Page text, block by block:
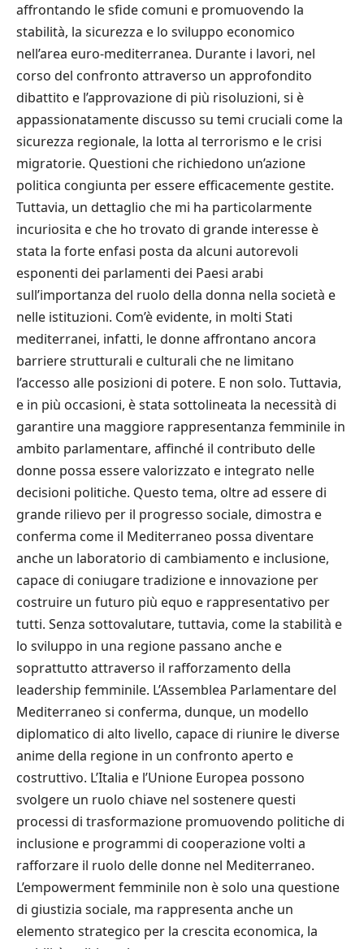
affrontando le sfide comuni e promuovendo la
stabilità, la sicurezza e lo sviluppo economico
nell’area euro-mediterranea. Durante i lavori, nel
corso del confronto attraverso un approfondito
dibattito e l’approvazione di più risoluzioni, si è
appassionatamente discusso su temi cruciali come la
sicurezza regionale, la lotta al terrorismo e le crisi
migratorie. Questioni che richiedono un’azione
politica congiunta per essere efficacemente gestite.
Tuttavia, un dettaglio che mi ha particolarmente
incuriosita e che ho trovato di grande interesse è
stata la forte enfasi posta da alcuni autorevoli
esponenti dei parlamenti dei Paesi arabi
sull’importanza del ruolo della donna nella società e
nelle istituzioni. Com’è evidente, in molti Stati
mediterranei, infatti, le donne affrontano ancora
barriere strutturali e culturali che ne limitano
l’accesso alle posizioni di potere. E non solo. Tuttavia,
e in più occasioni, è stata sottolineata la necessità di
garantire una maggiore rappresentanza femminile in
ambito parlamentare, affinché il contributo delle
donne possa essere valorizzato e integrato nelle
decisioni politiche. Questo tema, oltre ad essere di
grande rilievo per il progresso sociale, dimostra e
conferma come il Mediterraneo possa diventare
anche un laboratorio di cambiamento e inclusione,
capace di coniugare tradizione e innovazione per
costruire un futuro più equo e rappresentativo per
tutti. Senza sottovalutare, tuttavia, come la stabilità e
lo sviluppo in una regione passano anche e
soprattutto attraverso il rafforzamento della
leadership femminile. L’Assemblea Parlamentare del
Mediterraneo si conferma, dunque, un modello
diplomatico di alto livello, capace di riunire le diverse
anime della regione in un confronto aperto e
costruttivo. L’Italia e l’Unione Europea possono
svolgere un ruolo chiave nel sostenere questi
processi di trasformazione promuovendo politiche di
inclusione e programmi di cooperazione volti a
rafforzare il ruolo delle donne nel Mediterraneo.
L’empowerment femminile non è solo una questione
di giustizia sociale, ma rappresenta anche un
elemento strategico per la crescita economica, la